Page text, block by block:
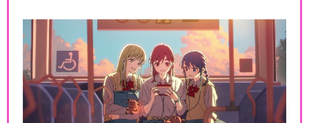
ハイパープロジェクション演
劇「ハイキュー!!」…